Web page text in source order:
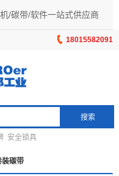
/碳带/软件一站式供应商
18015582091
搜索
安全锁具
碳带